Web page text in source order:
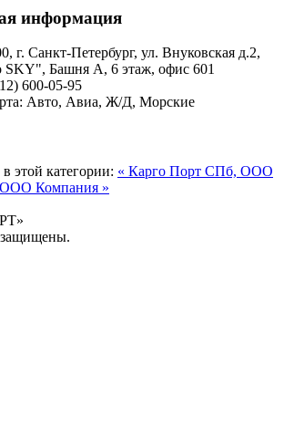
информация
г. Санкт-Петербург, ул. Внуковская д.2,
Башня А, 6 этаж, офис 601
600-05-95
Авто, Авиа, Ж/Д, Морские
этой категории: « Карго Порт СПб, ООО
Компания »